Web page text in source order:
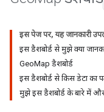
इस पेज पर, यह जानकारी
इस डैशबोर्ड से मुझे क्या
GeoMap डैशबोर्ड
इस डैशबोर्ड से किस डेटा का
मुझे इस डैशबोर्ड के बारे में और